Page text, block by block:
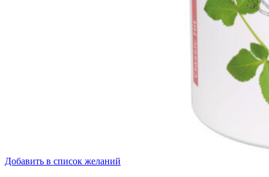
Добавить в список желаний